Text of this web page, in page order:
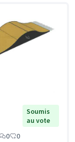
Soumis
au vote
0 0